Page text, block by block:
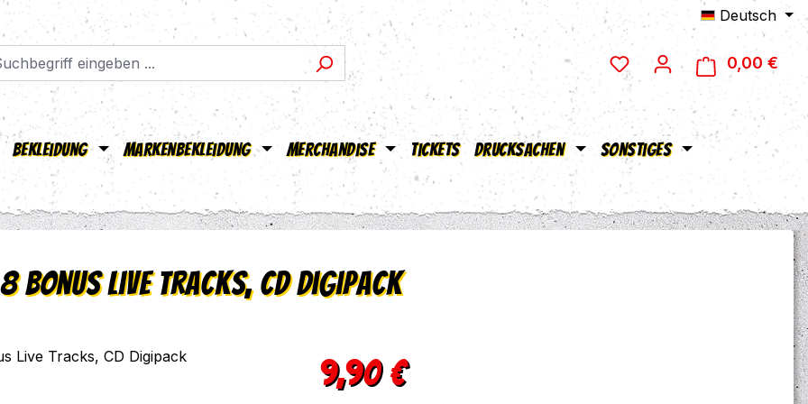
Deutsch
0,00 €
Bekleidung Markenbekleidung Merchandise Tickets Drucksachen Sonstiges
Bonus Live Tracks, CD Digipack
Regulärer Preis:
9,90 €